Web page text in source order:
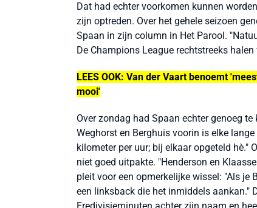
Dat had echter voorkomen kunnen
zijn optreden. Over het gehele seizoen
Spaan in zijn column in Het Parool.
De Champions League rechtstreeks halen
LEES OOK: Van der Vaart benoemt
mooi'
Over zondag had Spaan echter genoeg
Weghorst en Berghuis voorin is elke
kilometer per uur; bij elkaar opgeteld hè."
niet goed uitpakte. "Henderson en
pleit voor een opmerkelijke wissel: "Als
een linksback die het inmiddels aankan."